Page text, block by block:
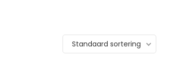
Standaard sortering